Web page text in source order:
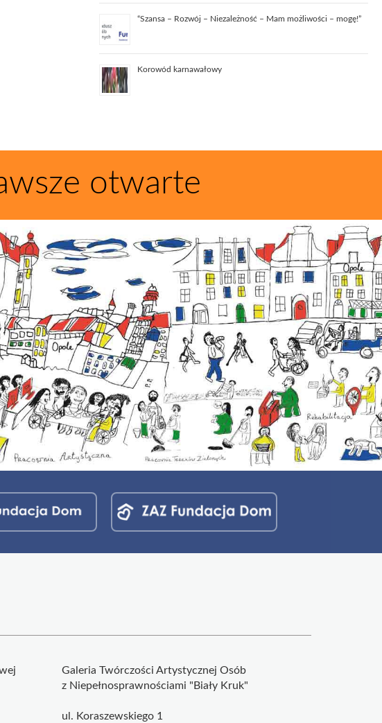
“Szansa – Rozwój – Niezależność – Mam możliwości – mogę!”
Korowód karnawałowy
otwarte
Galeria Twórczości Artystycznej Osób
z Niepełnosprawnościami "Biały Kruk"
ul. Koraszewskiego 1